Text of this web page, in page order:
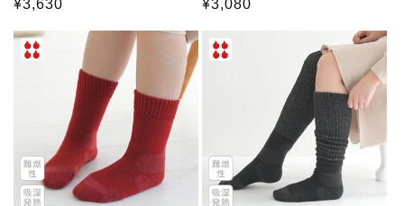
通
価
¥3,630
通
価
¥3,080